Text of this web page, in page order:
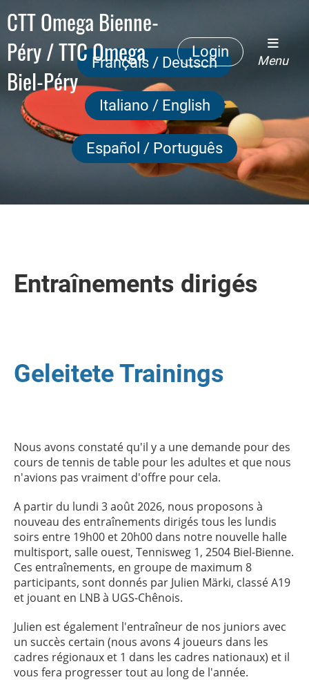
CTT Omega Bienne-
Péry / TTC Omega
Biel-Péry
Login
Menu
Français / Deutsch
Italiano / English
Español / Português
Entraînements dirigés
Geleitete Trainings
Nous avons constaté qu'il y a une demande pour des
cours de tennis de table pour les adultes et que nous
n'avions pas vraiment d'offre pour cela.
A partir du lundi 3 août 2026, nous proposons à
nouveau des entraînements dirigés tous les lundis
soirs entre 19h00 et 20h00 dans notre nouvelle halle
multisport, salle ouest, Tennisweg 1, 2504 Biel-Bienne.
Ces entraînements, en groupe de maximum 8
participants, sont donnés par Julien Märki, classé A19
et jouant en LNB à UGS-Chênois.
Julien est également l'entraîneur de nos juniors avec
un succès certain (nous avons 4 joueurs dans les
cadres régionaux et 1 dans les cadres nationaux) et il
vous fera progresser tout au long de l'année.